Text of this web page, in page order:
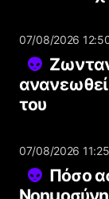
07/08/2026
ανανεωθεί
του
07/08/2026 11:25
Πόσο